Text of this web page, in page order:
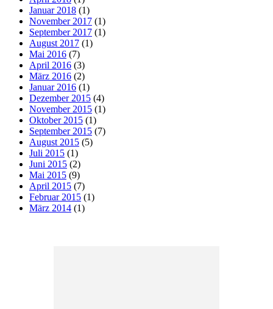
Januar 2018 (1)
November 2017 (1)
September 2017 (1)
August 2017 (1)
Mai 2016 (7)
April 2016 (3)
März 2016 (2)
Januar 2016 (1)
Dezember 2015 (4)
November 2015 (1)
Oktober 2015 (1)
September 2015 (7)
August 2015 (5)
Juli 2015 (1)
Juni 2015 (2)
Mai 2015 (9)
April 2015 (7)
Februar 2015 (1)
März 2014 (1)